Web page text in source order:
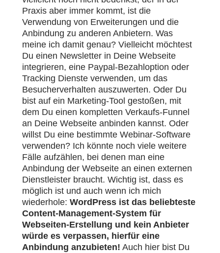
Praxis aber immer kommt, ist die
Verwendung von Erweiterungen und die
Anbindung zu anderen Anbietern. Was
meine ich damit genau? Vielleicht möchtest
Du einen Newsletter in Deine Webseite
integrieren, eine Paypal-Bezahloption oder
Tracking Dienste verwenden, um das
Besucherverhalten auszuwerten. Oder Du
bist auf ein Marketing-Tool gestoßen, mit
dem Du einen kompletten Verkaufs-Funnel
an Deine Webseite anbinden kannst. Oder
willst Du eine bestimmte Webinar-Software
verwenden? Ich könnte noch viele weitere
Fälle aufzählen, bei denen man eine
Anbindung der Webseite an einen externen
Dienstleister braucht. Wichtig ist, dass es
möglich ist und auch wenn ich mich
wiederhole: WordPress ist das beliebteste
Content-Management-System für
Webseiten-Erstellung und kein Anbieter
würde es verpassen, hierfür eine
Anbindung anzubieten! Auch hier bist Du